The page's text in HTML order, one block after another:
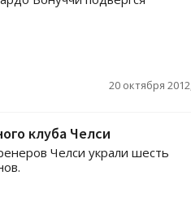
20 октября
клуба Челси
Челси украли шесть